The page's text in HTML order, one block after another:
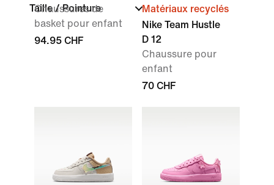
Taille / Pointure
Chaussures de
basket pour enfant
94.95 CHF
Matériaux recyclés
Nike Team Hustle
D 12
Chaussure pour
enfant
70 CHF